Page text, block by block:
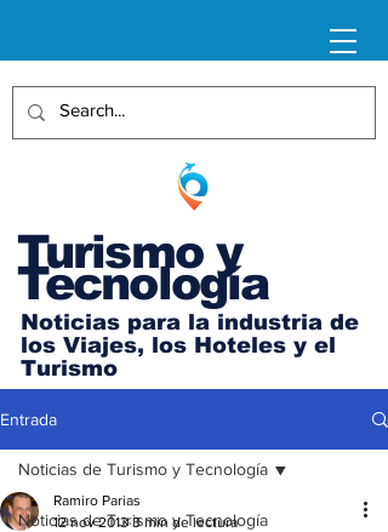
Turismo y
Tecnología
Noticias para la industria de
los Viajes, los Hoteles y el
Turismo
Entrada
Noticias de Turismo y Tecnología
Noticias de Turismo y Tecnología
Ramiro Parias
12 nov 2013 3 min de lectura